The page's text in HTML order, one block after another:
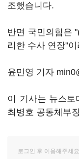
조했습니다.
반면 국민의힘은
리한 수사 연장"
윤민영 기자
이 기사는 뉴스
최병호 공동체부